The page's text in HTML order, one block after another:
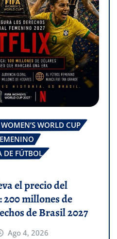
WORLD CUP
DE FÚTBOL
el precio del
millones de
de Brasil 2027
Ago 4, 2026